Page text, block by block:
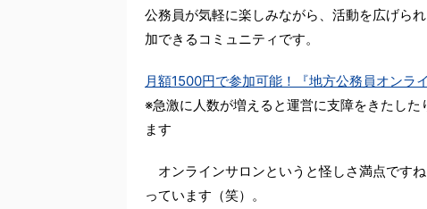
公務員が気軽に楽しみながら、活動を広げら
加できるコミュニティです。
月額1500円で参加可能！『地方公務員オンラ
※急激に人数が増えると運営に支障をきたし
ます
オンラインサロンというと怪しさ満点です
っています（笑）。